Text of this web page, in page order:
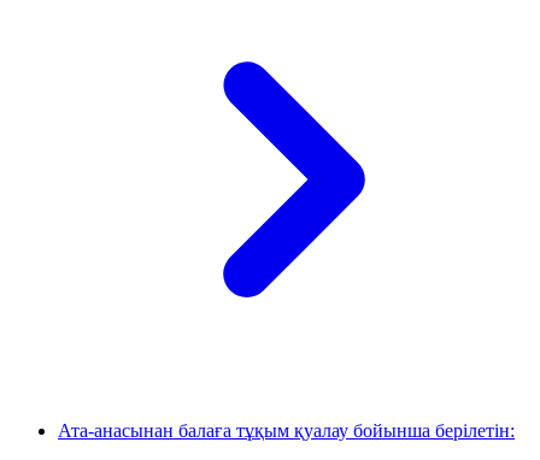
Ата-анасынан балаға тұқым қуалау бойынша берілетін: